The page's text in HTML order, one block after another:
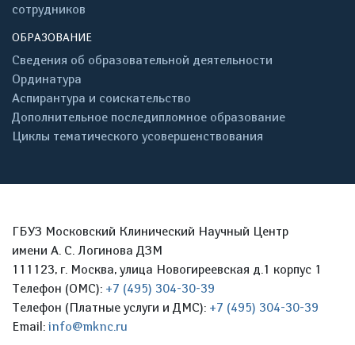
сотрудников
ОБРАЗОВАНИЕ
Сведения об образовательной деятельности
Ординатура
Аспирантура и соискательство
Дополнительное последипломное образование
Циклы тематического усовершенствования
ГБУЗ Московский Клинический Научный Центр
имени А. С. Логинова ДЗМ
111123, г. Москва, улица Новогиреевская д.1 корпус 1
Телефон (ОМС): +7 (495) 304-30-39
Телефон (Платные услуги и ДМС): +7 (495) 304-30-39
Email: info@mknc.ru